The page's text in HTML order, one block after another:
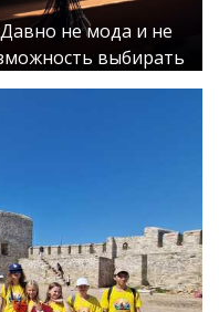
не мода и не
выбирать